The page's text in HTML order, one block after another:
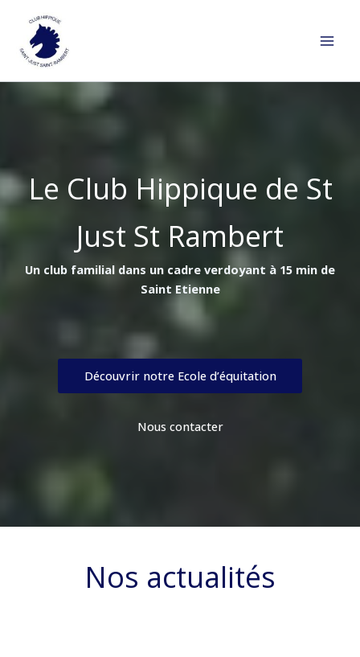
contenu
Le Club Hippique de St
Just St Rambert
Un club familial dans un cadre verdoyant à 15 min de
Saint Etienne
Découvrir notre Ecole d’équitation
Nous contacter
Nos actualités